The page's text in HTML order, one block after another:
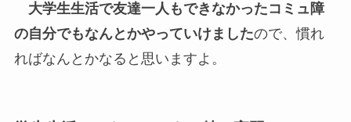
大学生生活で友達一人もできなかったコミュ障
の自分でもなんとかやっていけましたので、慣れ
ればなんとかなると思いますよ。